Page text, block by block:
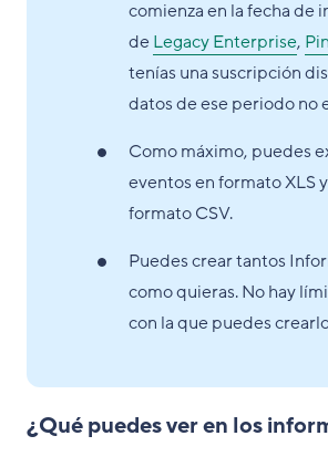
comienza en la fecha de
deLegacy Enterprise,
tenías una suscripción
datos de ese periodo no
Como máximo, puedes
eventos en formato XLS
formato CSV.
Puedes crear tantos
como quieras. No hay
con la que puedes
¿Qué puedes ver en los